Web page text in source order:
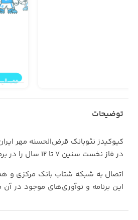
توضیحات
کیوکیدز نئوبانک قرض‌الحسنه مهر
در فاز نخست سنین ۷ تا ۱۲ سال را در برمى‌گیرد.
اتصال به شبکه شتاب بانک مرکزى و
این برنامه و نوآورى‌هاى موجود در آن